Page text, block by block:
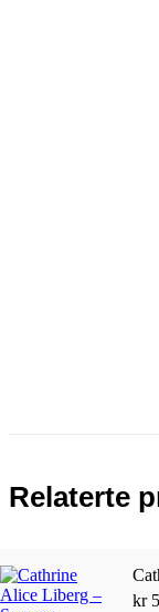
Relaterte
kr